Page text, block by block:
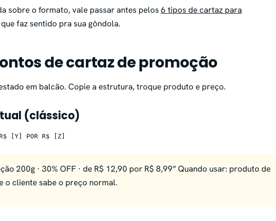
sobre o formato, vale passar antes pelos6 tipos de cartaz para
faz sentido pra sua gôndola.
de cartaz de promoção
em balcão. Copie a estrutura, troque produto e preço.
(clássico)
[Y] POR R$ [Z]
200g · 30% OFF · de R$ 12,90 por R$ 8,99” Quando usar: produto de
o cliente sabe o preço normal.